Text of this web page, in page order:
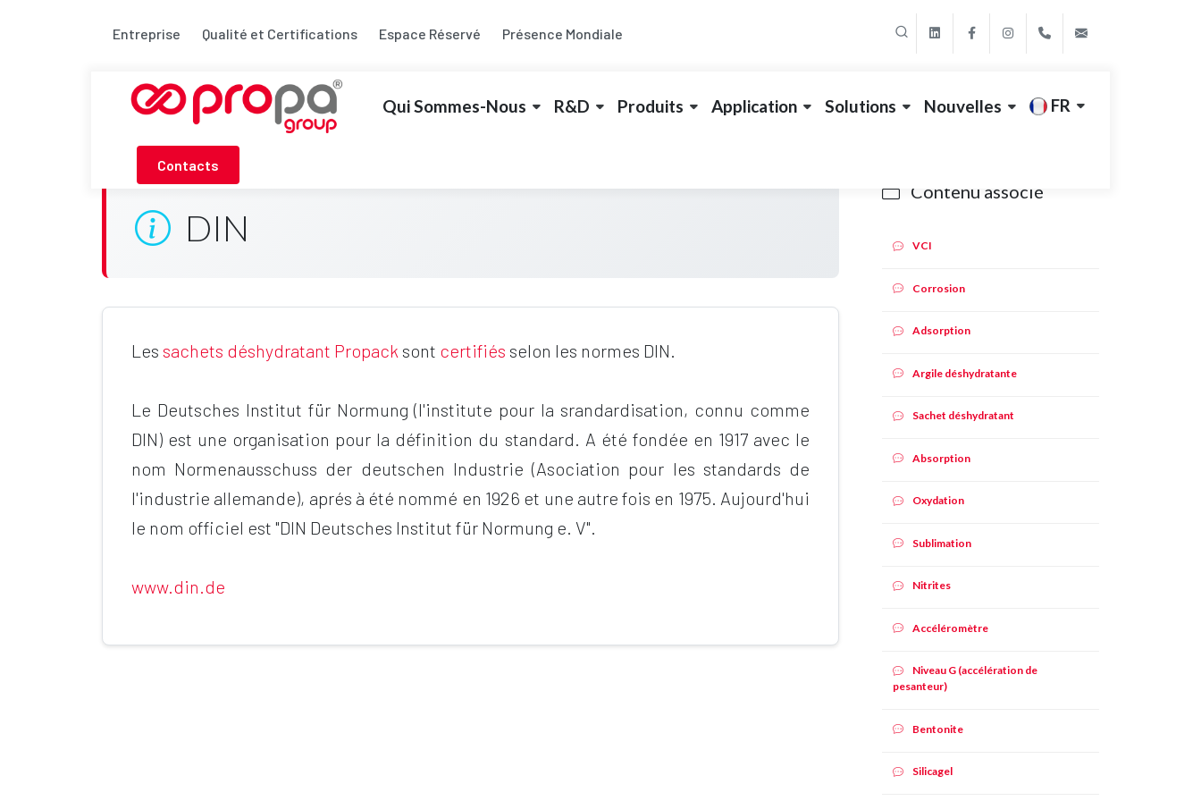
Entreprise Qualité et Certifications Espace Réservé Présence Mondiale linkedinFacebookInstagram+39 011 9507788
Contacts
Qui Sommes-Nous R&D Produits Application Solutions Nouvelles FR
DIN
Les sachets déshydratant Propack sont certifiés selon les normes DIN.
Le Deutsches Institut für Normung (l'institute pour la srandardisation, connu comme
DIN) est une organisation pour la définition du standard. A été fondée en 1917 avec le
nom Normenausschuss der deutschen Industrie (Asociation pour les standards de
l'industrie allemande), aprés à été nommé en 1926 et une autre fois en 1975. Aujourd'hui
le nom officiel est "DIN Deutsches Institut für Normung e. V".
www.din.de
Contenu associé
VCI
Corrosion
Adsorption
Argile déshydratante
Sachet déshydratant
Absorption
Oxydation
Sublimation
Nitrites
Accéléromètre
Niveau G (accélération de
pesanteur)
Bentonite
Silicagel